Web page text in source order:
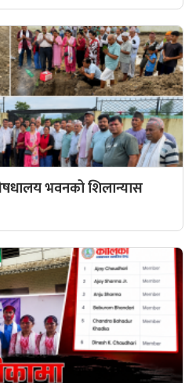
भवनको शिलान्यास